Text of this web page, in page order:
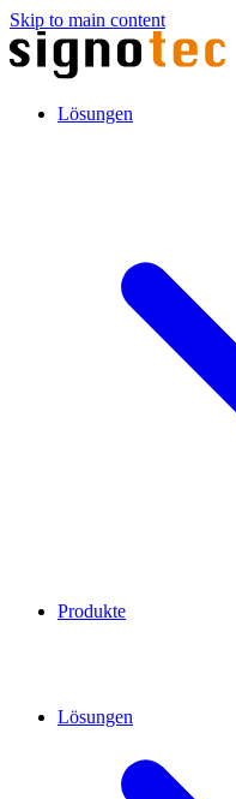
Skip to main content
Lösungen
Produkte
Lösungen